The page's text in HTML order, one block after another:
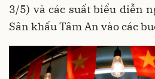
3/5) và các suất biểu diễn
Sân khấu Tâm An vào các